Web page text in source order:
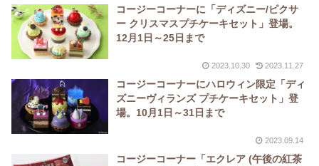
コージーコーナーに「ディズニー/ピクサ
ー クリスマスプチケーキセット」登場。
12月1日～25日まで
2023.10.30 2023.11.27
コージーコーナーにハロウィン限定「ディ
ズニーヴィランズ プチケーキセット」登
場。10月1日～31日まで
2023.09.14
コージーコーナー「エクレア (午後の紅茶